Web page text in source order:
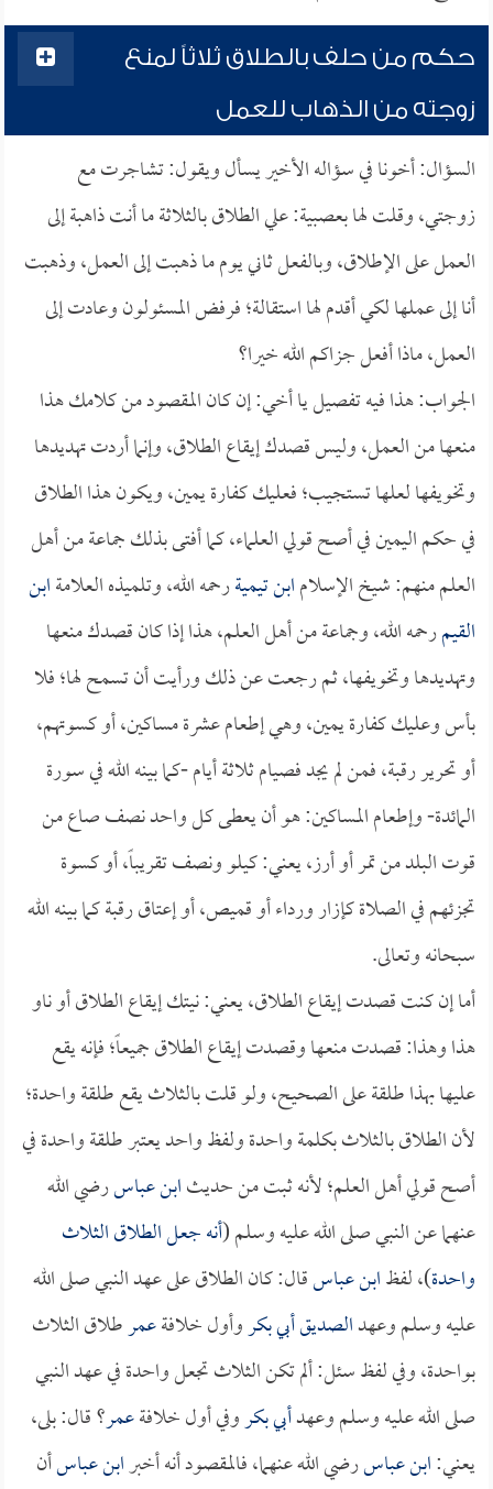
حكم من حلف بالطلاق ثلاثاً لمنع
زوجته من الذهاب للعمل
السؤال: أخونا في سؤاله الأخير يسأل ويقول: تشاجرت مع
زوجتي، وقلت لها بعصبية: علي الطلاق بالثلاثة ما أنت ذاهبة إلى
العمل على الإطلاق، وبالفعل ثاني يوم ما ذهبت إلى العمل، وذهبت
أنا إلى عملها لكي أقدم لها استقالة؛ فرفض المسئولون وعادت إلى
العمل، ماذا أفعل جزاكم الله خيرا؟
الجواب: هذا فيه تفصيل يا أخي: إن كان المقصود من كلامك هذا
منعها من العمل، وليس قصدك إيقاع الطلاق، وإنما أردت تهديدها
وتخويفها لعلها تستجيب؛ فعليك كفارة يمين، ويكون هذا الطلاق
في حكم اليمين في أصح قولي العلماء، كما أفتى بذلك جماعة من أهل
العلم منهم: شيخ الإسلامابن تيميةرحمه الله، وتلميذه العلامةابن
القيمرحمه الله، وجماعة من أهل العلم، هذا إذا كان قصدك منعها
وتهديدها وتخويفها، ثم رجعت عن ذلك ورأيت أن تسمح لها؛ فلا
بأس وعليك كفارة يمين، وهي إطعام عشرة مساكين، أو كسوتهم،
أو تحرير رقبة، فمن لم يجد فصيام ثلاثة أيام -كما بينه الله في سورة
المائدة- وإطعام المساكين: هو أن يعطى كل واحد نصف صاع من
قوت البلد من تمر أو أرز، يعني: كيلو ونصف تقريباً، أو كسوة
تجزئهم في الصلاة كإزار ورداء أو قميص، أو إعتاق رقبة كما بينه الله
سبحانه وتعالى.
أما إن كنت قصدت إيقاع الطلاق، يعني: نيتك إيقاع الطلاق أو ناو
هذا وهذا: قصدت منعها وقصدت إيقاع الطلاق جميعاً؛ فإنه يقع
عليها بهذا طلقة على الصحيح، ولو قلت بالثلاث يقع طلقة واحدة؛
لأن الطلاق بالثلاث بكلمة واحدة ولفظ واحد يعتبر طلقة واحدة في
أصح قولي أهل العلم؛ لأنه ثبت من حديثابن عباسرضي الله
عنهما عن النبي صلى الله عليه وسلم (أنه جعل الطلاق الثلاث
واحدة)، لفظابن عباسقال: كان الطلاق على عهد النبي صلى الله
عليه وسلم وعهدالصديق أبي بكروأول خلافةعمرطلاق الثلاث
بواحدة، وفي لفظ سئل: ألم تكن الثلاث تجعل واحدة في عهد النبي
صلى الله عليه وسلم وعهدأبي بكروفي أول خلافةعمر؟ قال: بلى،
يعني:ابن عباسرضي الله عنهما، فالمقصود أنه أخبرابن عباسأن